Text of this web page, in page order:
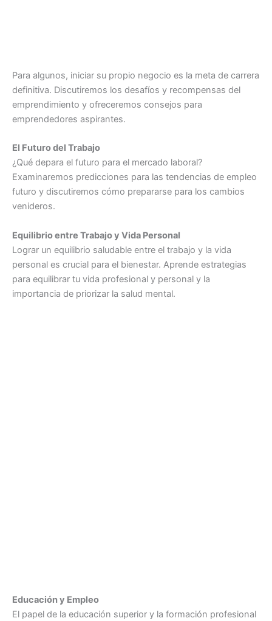
Para algunos, iniciar su propio negocio es la meta de carrera
definitiva. Discutiremos los desafíos y recompensas del
emprendimiento y ofreceremos consejos para
emprendedores aspirantes.
El Futuro del Trabajo
¿Qué depara el futuro para el mercado laboral?
Examinaremos predicciones para las tendencias de empleo
futuro y discutiremos cómo prepararse para los cambios
venideros.
Equilibrio entre Trabajo y Vida Personal
Lograr un equilibrio saludable entre el trabajo y la vida
personal es crucial para el bienestar. Aprende estrategias
para equilibrar tu vida profesional y personal y la
importancia de priorizar la salud mental.
Educación y Empleo
El papel de la educación superior y la formación profesional